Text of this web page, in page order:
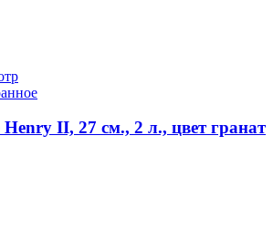
II, 27 см., 2 л., цвет гранат